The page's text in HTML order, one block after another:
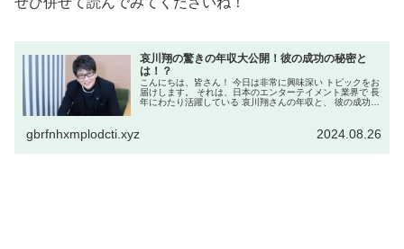
哀川翔の驚きの年収大公開！彼の成功の秘密と
は！？
こんにちは、皆さん！ 今日は非常に興味深い トピックをお
届けします。 それは、日本のエンターテイメント業界で 長
年にわたり活躍している 哀川翔さんの年収と、 彼の成功の
gbrfnhxmplodcti.xyz 2024.08.26